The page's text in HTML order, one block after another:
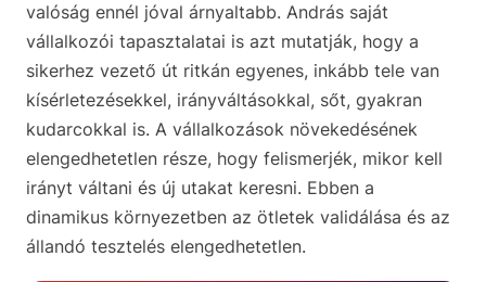
valóság ennél jóval árnyaltabb. András saját
vállalkozói tapasztalatai is azt mutatják, hogy a
sikerhez vezető út ritkán egyenes, inkább tele van
kísérletezésekkel, irányváltásokkal, sőt, gyakran
kudarcokkal is. A vállalkozások növekedésének
elengedhetetlen része, hogy felismerjék, mikor kell
irányt váltani és új utakat keresni. Ebben a
dinamikus környezetben az ötletek validálása és az
állandó tesztelés elengedhetetlen.